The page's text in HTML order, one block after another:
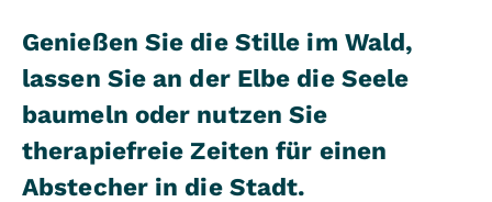
Genießen Sie die Stille im Wald,
lassen Sie an der Elbe die Seele
baumeln oder nutzen Sie
therapiefreie Zeiten für einen
Abstecher in die Stadt.